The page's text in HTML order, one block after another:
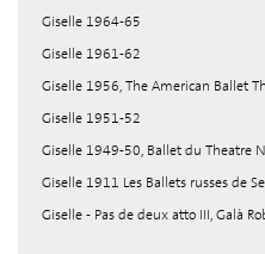
Giselle 1964-65
Giselle 1961-62
Giselle 1956, The American Ballet
Giselle 1951-52
Giselle 1949-50, Ballet du Theatre
Giselle 1911 Les Ballets russes de
Giselle - Pas de deux atto III, Galà